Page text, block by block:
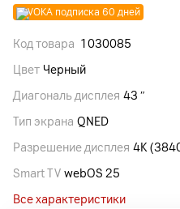
VOKA подписка 60 дней
Код товара 1030085
Цвет Черный
Диагональ дисплея 43 ″
Тип экрана QNED
Разрешение дисплея 4K
Smart TV webOS 25
Все характеристики